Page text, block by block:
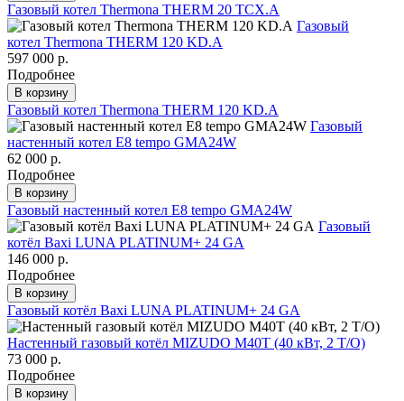
Газовый котел Thermona THERM 20 TCX.A
Газовый
котел Thermona THERM 120 KD.A
597 000 р.
Подробнее
В корзину
Газовый котел Thermona THERM 120 KD.A
Газовый
настенный котел E8 tempo GMA24W
62 000 р.
Подробнее
В корзину
Газовый настенный котел E8 tempo GMA24W
Газовый
котёл Baxi LUNA PLATINUM+ 24 GA
146 000 р.
Подробнее
В корзину
Газовый котёл Baxi LUNA PLATINUM+ 24 GA
Настенный газовый котёл MIZUDO M40Т (40 кВт, 2 Т/O)
73 000 р.
Подробнее
В корзину